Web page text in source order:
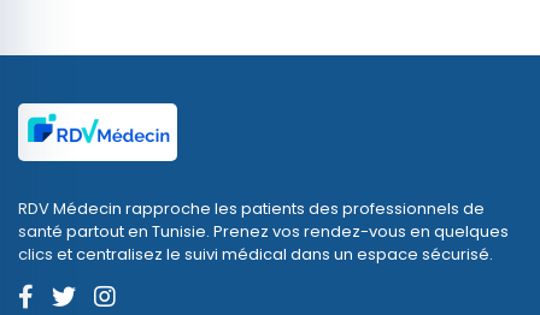
RDV Médecin rapproche les patients des professionnels de
santé partout en Tunisie. Prenez vos rendez-vous en quelques
clics et centralisez le suivi médical dans un espace sécurisé.